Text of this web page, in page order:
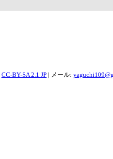
CC-BY-SA 2.1 JP | メール: